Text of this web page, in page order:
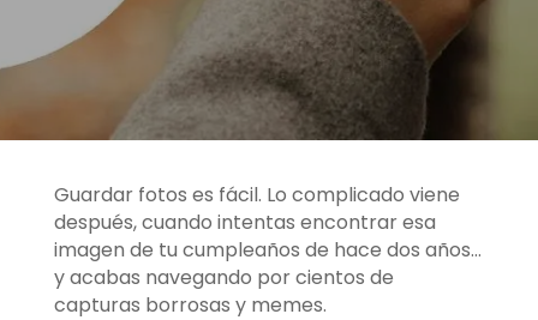
Guardar fotos es fácil. Lo complicado viene
después, cuando intentas encontrar esa
imagen de tu cumpleaños de hace dos años…
y acabas navegando por cientos de
capturas borrosas y memes.